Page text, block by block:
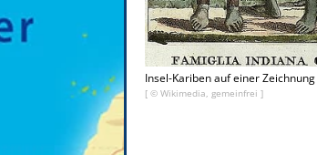
Insel-Kariben auf einer
[ © Wikimedia, gemeinfrei ]